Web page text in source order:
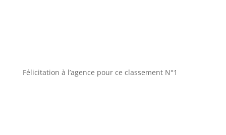
Félicitation à l’agence pour ce classement N°1